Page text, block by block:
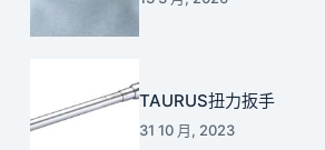
TAURUS扭力扳手
31 10 月, 2023